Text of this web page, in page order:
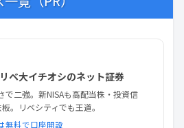
ベ大イチオシのネット証券
で二強。新NISAも高配当株・投資信
。リベシティでも王道。
無料で口座開設